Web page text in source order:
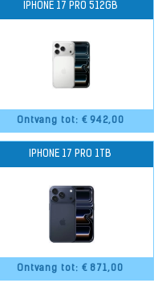
Ontvang tot: € 942,00
IPHONE 17 PRO 512GB
Ontvang tot: € 871,00
IPHONE 17 PRO 1TB